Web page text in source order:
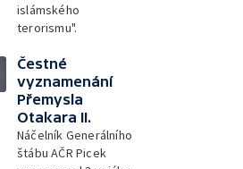
islámského
terorismu".
Čestné
vyznamenání
Přemysla
Otakara II.
Náčelník Generálního
štábu AČR Picek